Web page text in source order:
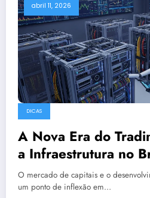
abril 11, 2026
DICAS
A Nova Era do
a Infraestrutura no
Maior Alpha em
O mercado de capitais e o
um ponto de inflexão em…